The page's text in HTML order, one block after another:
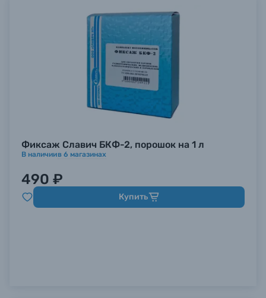
Фиксаж Славич БКФ-2, порошок на 1 л
В наличиив 6 магазинах
490 ₽
Купить